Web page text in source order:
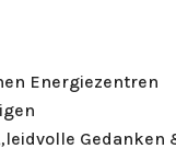
Energiezentren
Gedanken